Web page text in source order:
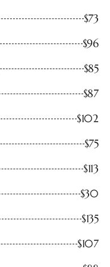
$73
$96
$85
$87
$102
$75
$113
$30
$135
$107